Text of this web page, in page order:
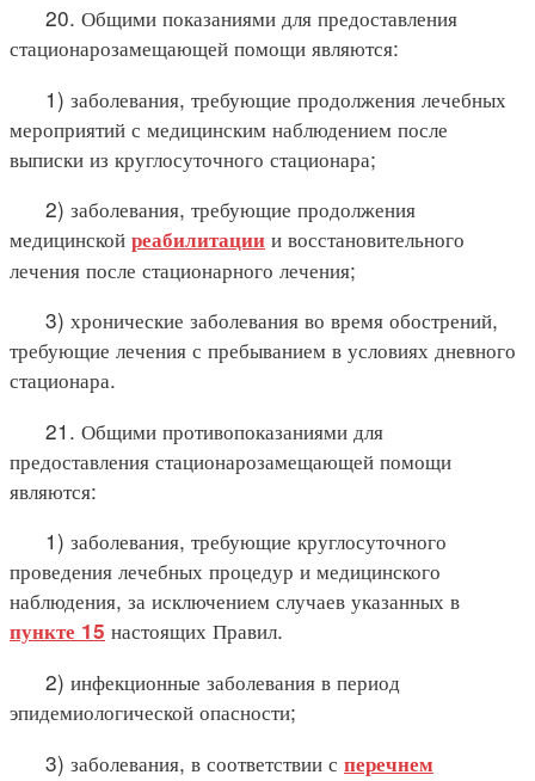
20. Общими показаниями для предоставления
стационарозамещающей помощи являются:
1) заболевания, требующие продолжения лечебных
мероприятий с медицинским наблюдением после
выписки из круглосуточного стационара;
2) заболевания, требующие продолжения
медицинской реабилитации и восстановительного
лечения после стационарного лечения;
3) хронические заболевания во время обострений,
требующие лечения с пребыванием в условиях дневного
стационара.
21. Общими противопоказаниями для
предоставления стационарозамещающей помощи
являются:
1) заболевания, требующие круглосуточного
проведения лечебных процедур и медицинского
наблюдения, за исключением случаев указанных в
пункте 15 настоящих Правил.
2) инфекционные заболевания в период
эпидемиологической опасности;
3) заболевания, в соответствии с перечнем